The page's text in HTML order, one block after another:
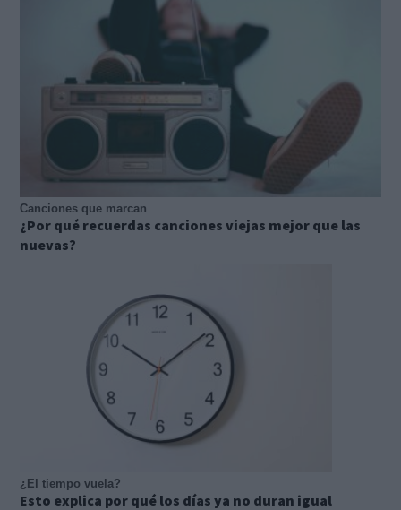
Canciones que marcan
¿Por qué recuerdas canciones viejas mejor que las
nuevas?
¿El tiempo vuela?
Esto explica por qué los días ya no duran igual